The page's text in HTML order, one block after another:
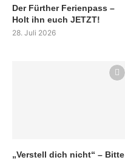
Der Fürther Ferienpass –
Holt ihn euch JETZT!
28. Juli 2026
„Verstell dich nicht“ – Bitte